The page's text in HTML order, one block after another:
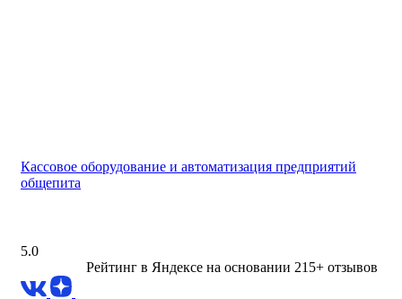
Кассовое оборудование и автоматизация предприятий
общепита
5.0
Рейтинг в Яндексе на основании 215+ отзывов